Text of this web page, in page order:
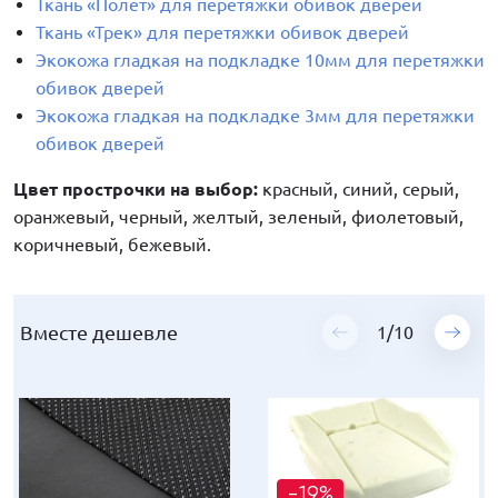
Ткань «Полет» для перетяжки обивок дверей
Ткань «Трек» для перетяжки обивок дверей
Экокожа гладкая на подкладке 10мм для перетяжки
обивок дверей
Экокожа гладкая на подкладке 3мм для перетяжки
обивок дверей
Цвет прострочки на выбор: красный, синий, серый,
оранжевый, черный, желтый, зеленый, фиолетовый,
коричневый, бежевый.
Вместе дешевле 1 /10
Вместе дешевле 1 /10
Вместе дешевле 1 /10
Вместе дешевле 1 /10
Вместе дешевле 1 /10
Вместе дешевле 1 /10
Вместе дешевле 1 /10
Вместе дешевле 1 /10
Вместе дешевле 1 /10
Вместе дешевле 1 /10